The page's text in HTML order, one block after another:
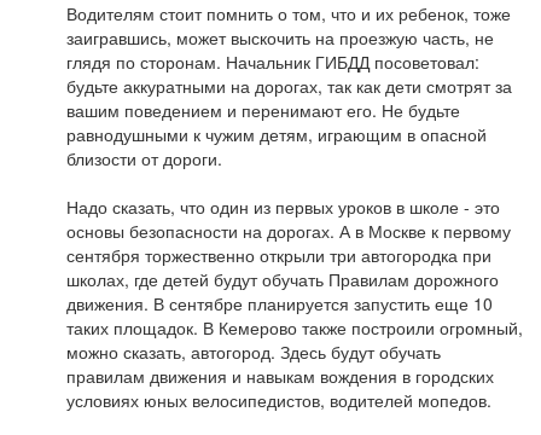
Водителям стоит помнить о том, что и их ребенок, тоже
заигравшись, может выскочить на проезжую часть, не
глядя по сторонам. Начальник ГИБДД посоветовал:
будьте аккуратными на дорогах, так как дети смотрят за
вашим поведением и перенимают его. Не будьте
равнодушными к чужим детям, играющим в опасной
близости от дороги.
Надо сказать, что один из первых уроков в школе - это
основы безопасности на дорогах. А в Москве к первому
сентября торжественно открыли три автогородка при
школах, где детей будут обучать Правилам дорожного
движения. В сентябре планируется запустить еще 10
таких площадок. В Кемерово также построили огромный,
можно сказать, автогород. Здесь будут обучать
правилам движения и навыкам вождения в городских
условиях юных велосипедистов, водителей мопедов.